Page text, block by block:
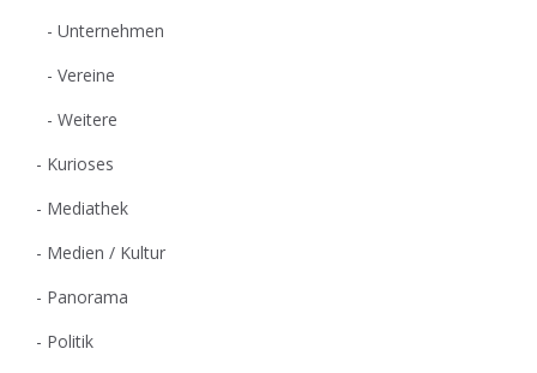
Unternehmen
Vereine
Weitere
Kurioses
Mediathek
Medien / Kultur
Panorama
Politik